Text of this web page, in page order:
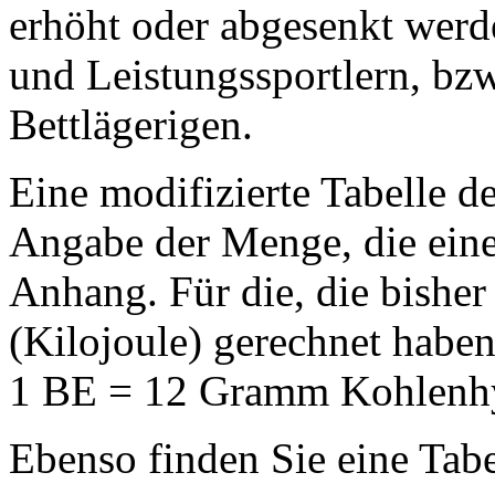
erhöht oder abgesenkt
und Leistungssportlern,
Bettlägerigen.
Eine modifizierte Tabelle
Angabe der Menge, die
Anhang. Für die, die
(Kilojoule) gerechnet
1 BE = 12 Gramm
Ebenso finden Sie eine